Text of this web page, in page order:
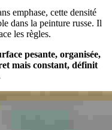
emphase, cette densité
dans la peinture russe. Il
les règles.
pesante, organisée,
mais constant, définit